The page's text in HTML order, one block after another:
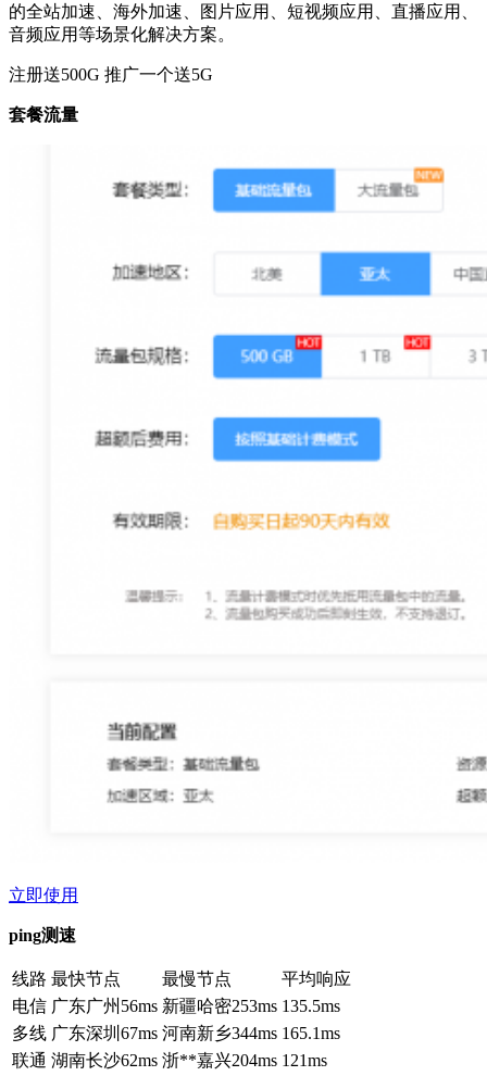
的全站加速、海外加速、图片应用、短视频应用、直播应用、
音频应用等场景化解决方案。
注册送500G 推广一个送5G
套餐流量
立即使用
ping测速
线路 最快节点 最慢节点
平均响应
电信 广东广州 56ms 新疆哈密253ms 135.5ms
多线 广东深圳 67ms 河南新乡344ms 165.1ms
联通 湖南长沙62ms 浙**嘉兴204ms 121ms